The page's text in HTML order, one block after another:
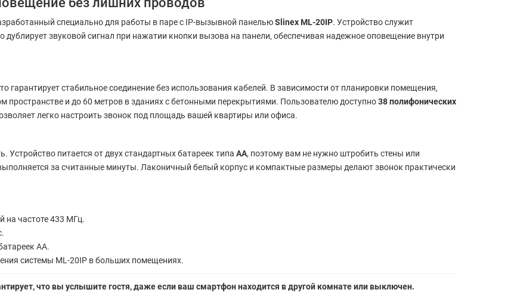
специально для работы в паре с IP-вызывной панельюSlinex ML-20IP. Устройство служит
звуковой сигнал при нажатии кнопки вызова на панели, обеспечивая надежное оповещение внутри
гарантирует стабильное соединение без использования кабелей. В зависимости от планировки помещения,
пространстве и до 60 метров в зданиях с бетонными перекрытиями. Пользователю доступно38 полифонических
легко настроить звонок под площадь вашей квартиры или офиса.
питается от двух стандартных батареек типа AA, поэтому вам не нужно штробить стены или
за считанные минуты. Лаконичный белый корпус и компактные размеры делают звонок практически
на частоте 433 МГц.
AA.
системы ML-20IP в больших помещениях.
что вы услышите гостя, даже если ваш смартфон находится в другой комнате или выключен.